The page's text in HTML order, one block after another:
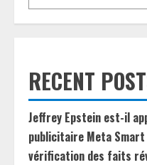
RECENT
Jeffrey Epstein est-il
publicitaire Meta Smart
vérification des faits